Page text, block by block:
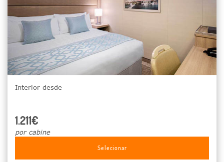
Interior desde
1.211€
por cabine
Selecionar